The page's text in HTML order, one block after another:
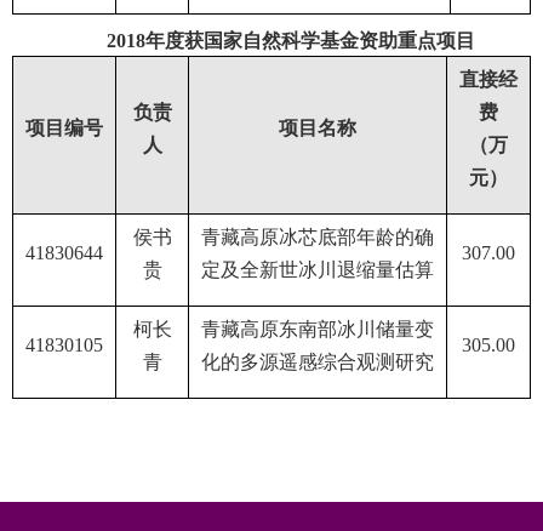
2018年度获国家自然科学基金资助重点项目
项目编号
负责
人
项目名称
直接经
费
（万
元）
41830644
侯书
贵
青藏高原冰芯底部年龄的确
定及全新世冰川退缩量估算
307.00
41830105
柯长
青
青藏高原东南部冰川储量变
化的多源遥感综合观测研究
305.00